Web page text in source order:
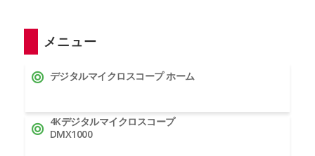
メニュー
デジタルマイクロスコープ ホーム
4Kデジタルマイクロスコープ
DMX1000